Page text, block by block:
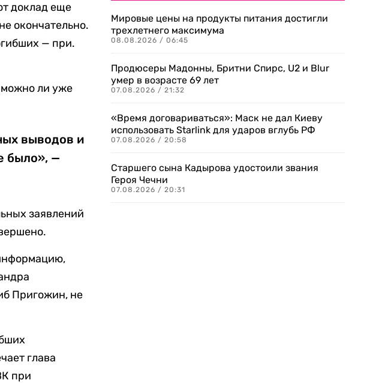
доклад еще
окончательно.
— при.
можно ли уже
выводов и
было», —
заявлений
Пригожин, не
глава
при
Мировые цены на продукты питания достигли
трехлетнего максимума
08.08.2026 / 06:45
Продюсеры Мадонны, Бритни Спирс, U2 и Blur
умер в возрасте 69 лет
07.08.2026 / 21:32
«Время договариваться»: Маск не дал Киеву
использовать Starlink для ударов вглубь РФ
07.08.2026 / 20:58
Старшего сына Кадырова удостоили звания
Героя Чечни
07.08.2026 / 20:31